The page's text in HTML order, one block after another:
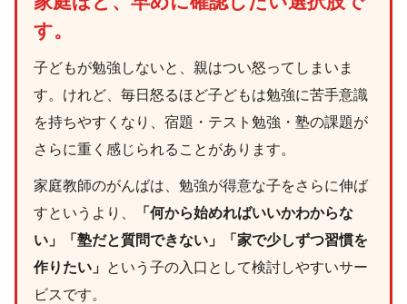
す。
子どもが勉強しないと、親はつい怒ってしまいま
す。けれど、毎日怒るほど子どもは勉強に苦手意識
を持ちやすくなり、宿題・テスト勉強・塾の課題が
さらに重く感じられることがあります。
家庭教師のがんばは、勉強が得意な子をさらに伸ば
すというより、
「何から始めればいいかわからな
い」「塾だと質問できない」「家で少しずつ習慣を
作りたい」 という子の入口として検討しやすいサー
ビスです。